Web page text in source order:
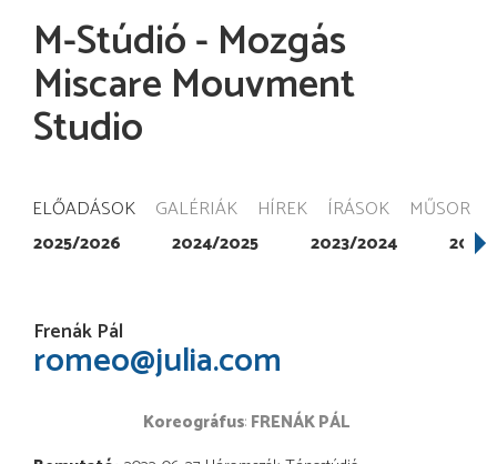
M-Stúdió - Mozgás
Miscare Mouvment
Studio
ELŐADÁSOK GALÉRIÁK HÍREK ÍRÁSOK MŰSOR
2025/2026 2024/2025 2023/2024
Frenák Pál
romeo@julia.com
koreográfus FRENÁK PÁL